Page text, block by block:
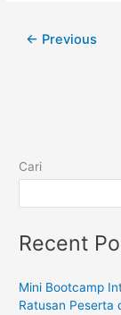
← Previous
Cari
Recent
Mini Bootcamp
Ratusan Peserta